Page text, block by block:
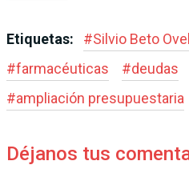
Etiquetas: #Silvio Beto
#farmacéuticas #deudas
#ampliación presupuestaria
Déjanos tus